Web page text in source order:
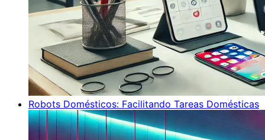
Robots Domésticos: Facilitando Tareas Domésticas